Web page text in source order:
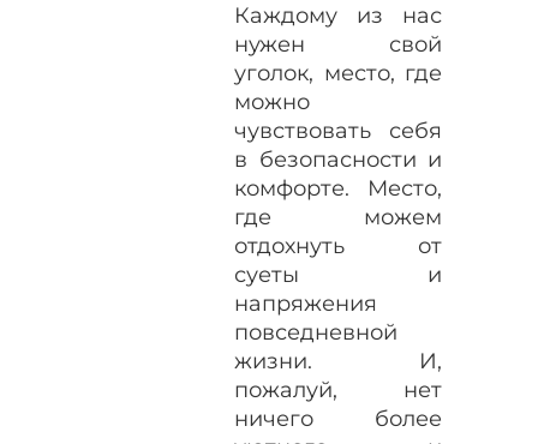
Каждому из нас
нужен свой
уголок, место, где
можно
чувствовать себя
в безопасности и
комфорте. Место,
где можем
отдохнуть от
суеты и
напряжения
повседневной
жизни. И,
пожалуй, нет
ничего более